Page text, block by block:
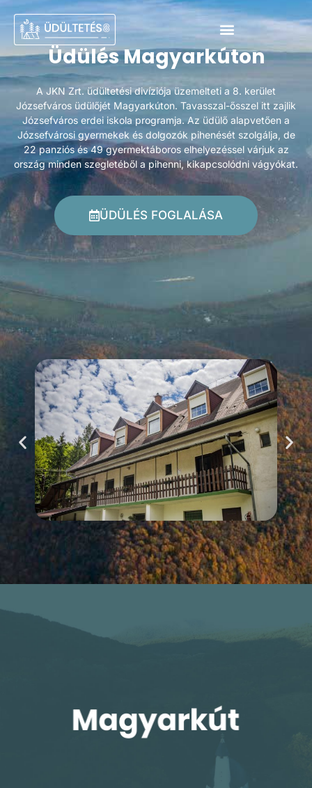
Üdülés Magyarkúton
A JKN Zrt. üdültetési divíziója üzemelteti a 8. kerület
Józsefváros üdülőjét Magyarkúton. Tavasszal-ősszel itt zajlik
Józsefváros erdei iskola programja. Az üdülő alapvetően a
Józsefvárosi gyermekek és dolgozók pihenését szolgálja, de
22 panziós és 49 gyermektáboros elhelyezéssel várjuk az
ország minden szegletéből a pihenni, kikapcsolódni vágyókat.
ÜDÜLÉS FOGLALÁSA